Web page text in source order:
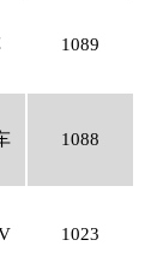
1089
1088
1023